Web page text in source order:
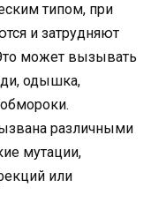
типом, при
и затрудняют
может вызывать
одышка,
различными
мутации,
или